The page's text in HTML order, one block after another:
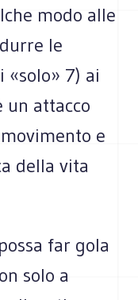
modo alle
le
7) ai
un attacco
e
della vita
far gola
solo a